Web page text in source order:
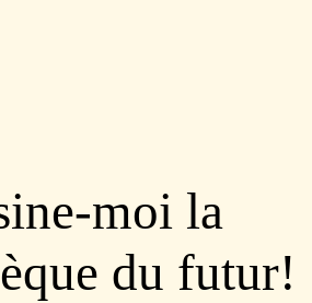
moi la
du futur!